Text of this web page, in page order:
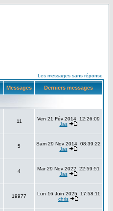
Les messages sans réponse
Messages Derniers messages
11
Ven 21 Fév 2014, 12:26:09
Jas
5
Sam 29 Nov 2014, 08:39:22
Jas
4
Mar 29 Nov 2022, 22:59:51
Jas
19977
Lun 16 Juin 2025, 17:58:11
chris